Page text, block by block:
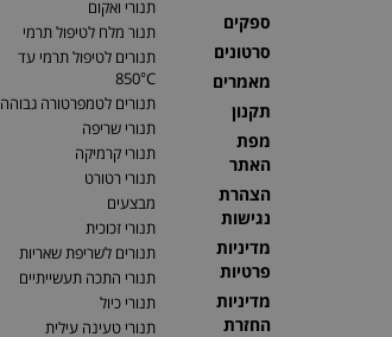
ספקים
סרטונים
מאמרים
תקנון
מפת
האתר
הצהרת
נגישות
מדיניות
פרטיות
מדיניות
החזרת
תנורי ואקום
תנור מלח לטיפול תרמי
תנורים לטיפול תרמי עד
850°C
תנורים לטמפרטורה גבוהה
תנורי שריפה
תנורי קרמיקה
תנורי רטורט
מבצעים
תנורי זכוכית
תנורים לשריפת שאריות
תנורי התכה תעשייתיים
תנורי כיול
תנורי טעינה עילית